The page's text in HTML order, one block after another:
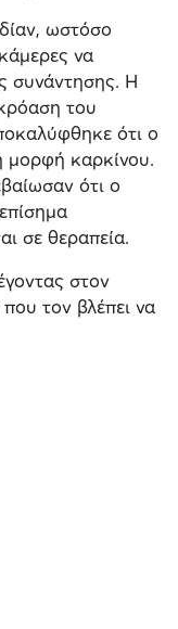
ωστόσο
να
συνάντησης. Η
του
ότι ο
μορφή καρκίνου.
ότι ο
σε θεραπεία.
στον
τον βλέπει να